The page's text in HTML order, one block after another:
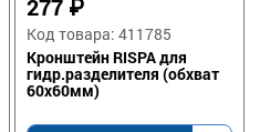
277 ₽
Код товара: 411785
Кронштейн RISPA для
гидр.разделителя (обхват
60x60мм)